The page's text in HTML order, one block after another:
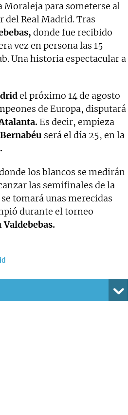
Moraleja para someterse al
Real Madrid. Tras
donde fue recibido
vez en persona las 15
Una historia espectacular a
el próximo 14 de agosto
de Europa, disputará
Es decir, empieza
será el día 25, en la
los blancos se medirán
las semifinales de la
se tomará unas merecidas
durante el torneo
Valdebebas.